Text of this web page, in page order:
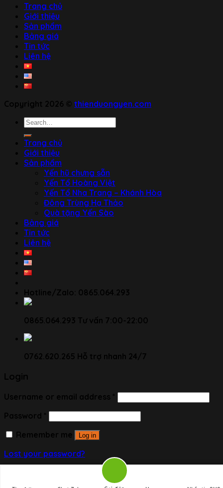
Trang chủ
Giới thiệu
Sản phẩm
Bảng giá
Tin tức
Liên hệ
Copyright 2026 © thienduongyen.com
Search
for:
Trang chủ
Giới thiệu
Sản phẩm
Yến hũ chưng sẵn
Yến Tổ Hoàng Việt
Yến Tổ Nha Trang – Khánh Hòa
Đông Trùng Hạ Thảo
Quà tặng Yến Sào
Bảng giá
Tin tức
Liên hệ
Hotline/Zalo: 0865.064.293
0865.064.293 Tư vấn 7:00-22:00
0762.620.265 Hỗ trợ nhanh 24/7
Login
Username or email address *
Password *
Remember me
Log in
Lost your password?